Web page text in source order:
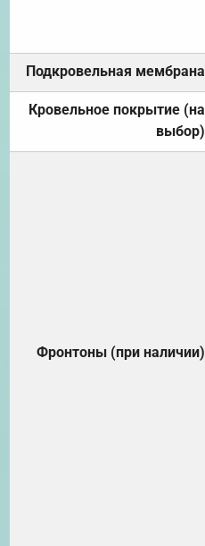
Подкровельная мембрана
Кровельное покрытие (на
выбор)
Фронтоны (при наличии)